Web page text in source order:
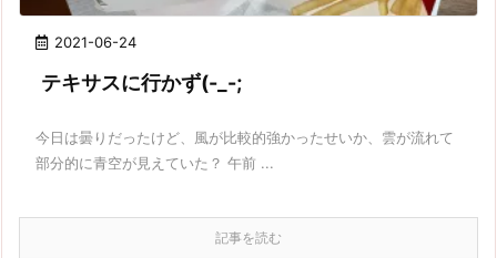
2021-06-24
テキサスに行かず(-_-;
今日は曇りだったけど、風が比較的強かったせいか、雲が流れて
部分的に青空が見えていた？ 午前 ...
記事を読む